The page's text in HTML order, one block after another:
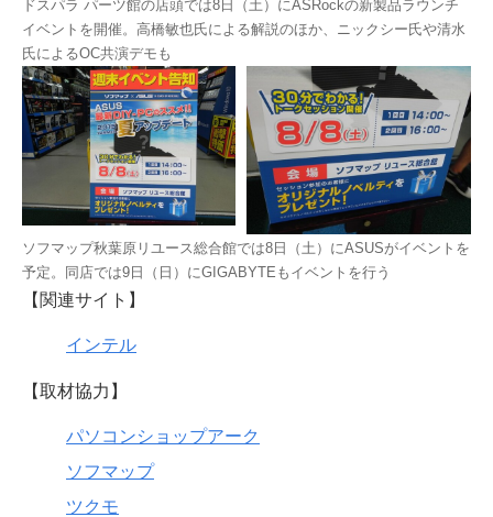
ドスパラ パーツ館の店頭では8日（土）にASRockの新製品ラウンチ
イベントを開催。高橋敏也氏による解説のほか、ニックシー氏や清水
氏によるOC共演デモも
ソフマップ秋葉原リユース総合館では8日（土）にASUSがイベントを
予定。同店では9日（日）にGIGABYTEもイベントを行う
【関連サイト】
インテル
【取材協力】
パソコンショップアーク
ソフマップ
ツクモ